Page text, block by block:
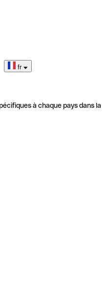
fr
à chaque pays dans la